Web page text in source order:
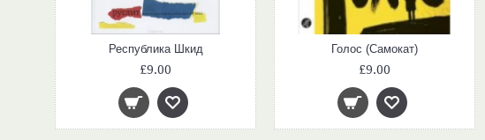
Республика Шкид
£9.00
Голос (Самокат)
£9.00